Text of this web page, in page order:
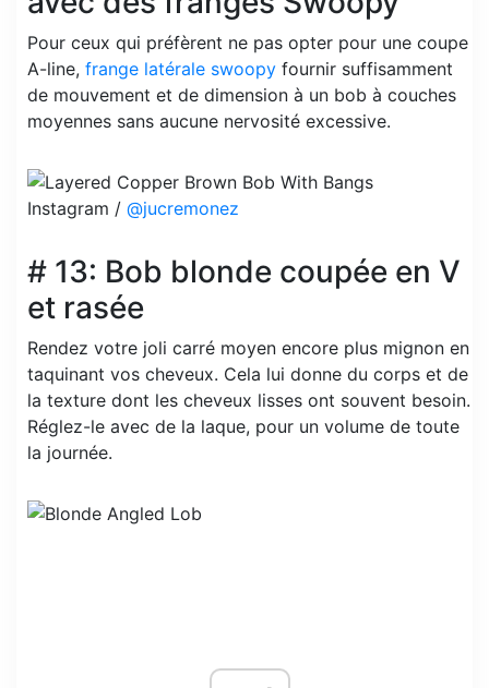
Pour ceux qui préfèrent ne pas opter pour une coupe
A-line, frange latérale swoopy fournir suffisamment
de mouvement et de dimension à un bob à couches
moyennes sans aucune nervosité excessive.
Instagram / @jucremonez
# 13: Bob blonde coupée en V
et rasée
Rendez votre joli carré moyen encore plus mignon en
taquinant vos cheveux. Cela lui donne du corps et de
la texture dont les cheveux lisses ont souvent besoin.
Réglez-le avec de la laque, pour un volume de toute
la journée.